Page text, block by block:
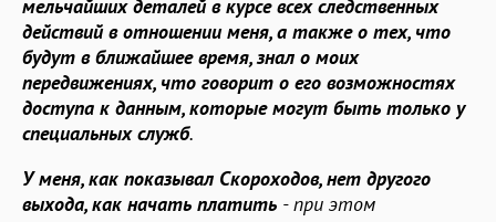
мельчайших деталей в курсе всех следственных
действий в отношении меня, а также о тех, что
будут в ближайшее время, знал о моих
передвижениях, что говорит о его возможностях
доступа к данным, которые могут быть только у
специальных служб.
У меня, как показывал Скороходов, нет другого
выхода, как начать платить - при этом